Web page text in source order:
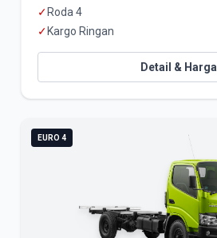
✓ Roda 4
✓ Kargo Ringan
Detail & Harga
EURO 4